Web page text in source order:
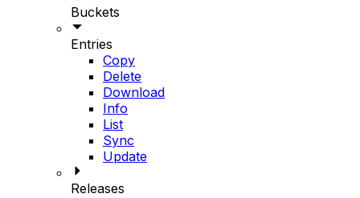
Buckets
Entries
Copy
Delete
Download
Info
List
Sync
Update
Releases